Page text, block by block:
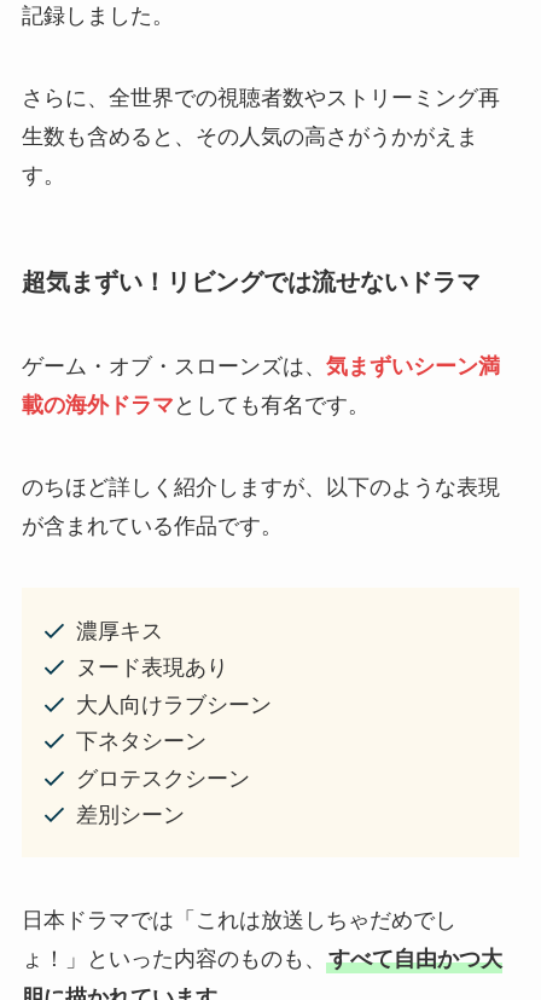
記録しました。
さらに、全世界での視聴者数やストリーミング再
生数も含めると、その人気の高さがうかがえま
す。
超気まずい！リビングでは流せないドラマ
ゲーム・オブ・スローンズは、 気まずいシーン満
載の海外ドラマ としても有名です。
のちほど詳しく紹介しますが、以下のような表現
が含まれている作品です。
濃厚キス
ヌード表現あり
大人向けラブシーン
下ネタシーン
グロテスクシーン
差別シーン
日本ドラマでは「これは放送しちゃだめでし
ょ！」といった内容のものも、 すべて自由かつ大